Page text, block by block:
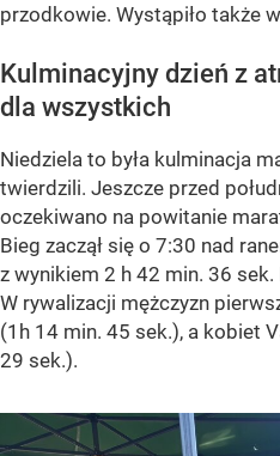
przodkowie. Wystąpiło także
Kulminacyjny dzień z
dla wszystkich
Niedziela to była kulminacja
twierdzili. Jeszcze przed
oczekiwano na powitanie
Bieg zaczął się o 7:30 nad
z wynikiem 2 h 42 min. 36 sek.
W rywalizacji mężczyzn
(1h 14 min. 45 sek.), a kobiet
29 sek.).